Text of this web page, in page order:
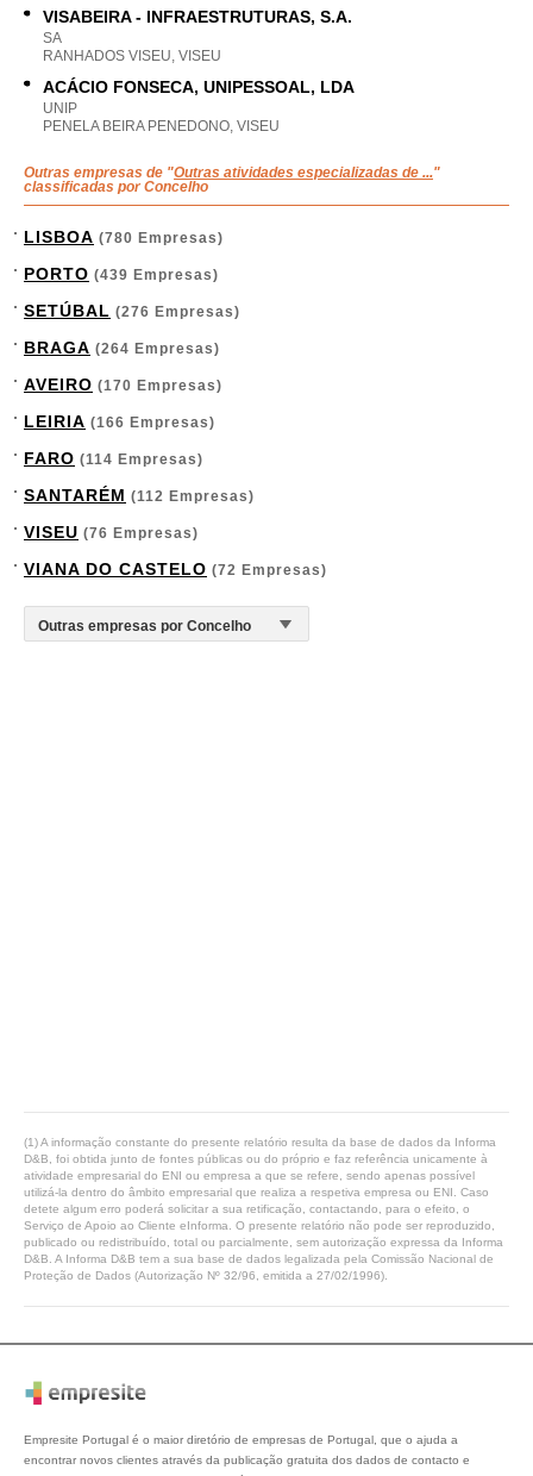
VISABEIRA - INFRAESTRUTURAS, S.A.
SA
RANHADOS VISEU, VISEU
ACÁCIO FONSECA, UNIPESSOAL, LDA
UNIP
PENELA BEIRA PENEDONO, VISEU
Outras empresas de "Outras atividades especializadas de ..."
classificadas por Concelho
LISBOA (780 Empresas)
PORTO (439 Empresas)
SETÚBAL (276 Empresas)
BRAGA (264 Empresas)
AVEIRO (170 Empresas)
LEIRIA (166 Empresas)
FARO (114 Empresas)
SANTARÉM (112 Empresas)
VISEU (76 Empresas)
VIANA DO CASTELO (72 Empresas)
(1) A informação constante do presente relatório resulta da base de dados da Informa
D&B, foi obtida junto de fontes públicas ou do próprio e faz referência unicamente à
atividade empresarial do ENI ou empresa a que se refere, sendo apenas possível
utilizá-la dentro do âmbito empresarial que realiza a respetiva empresa ou ENI. Caso
detete algum erro poderá solicitar a sua retificação, contactando, para o efeito, o
Serviço de Apoio ao Cliente eInforma. O presente relatório não pode ser reproduzido,
publicado ou redistribuído, total ou parcialmente, sem autorização expressa da Informa
D&B. A Informa D&B tem a sua base de dados legalizada pela Comissão Nacional de
Proteção de Dados (Autorização Nº 32/96, emitida a 27/02/1996).
Empresite Portugal é o maior diretório de empresas de Portugal, que o ajuda a
encontrar novos clientes através da publicação gratuita dos dados de contacto e